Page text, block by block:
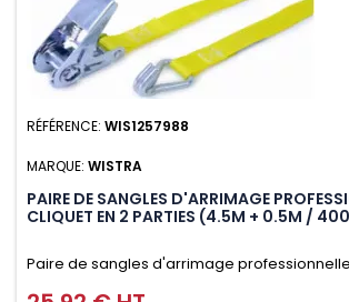
RÉFÉRENCE: WIS1257988
MARQUE: WISTRA
PAIRE DE SANGLES D'ARRIMAGE
CLIQUET EN 2 PARTIES (4.5M + 0.5M /
Paire de sangles d'arrimage
crochet en 2 parties (4.5M + 0.5M /